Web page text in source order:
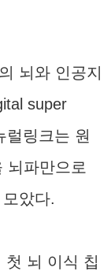
뇌와 인공지
super
럴링크는 원
뇌파만으로
았다.
첫 뇌 이식 칩